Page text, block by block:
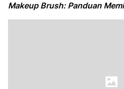
Makeup Brush: Panduan